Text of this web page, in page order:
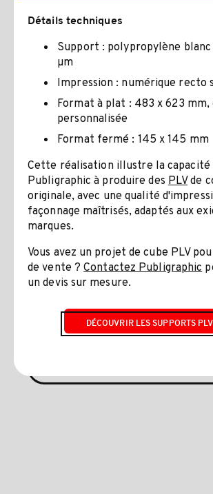
Détails techniques
Support : polypropylène blanc
µm
Impression : numérique recto
Format à plat : 483 x 623 mm,
personnalisée
Format fermé : 145 x 145 mm
Cette réalisation illustre la capacité
Publigraphic à produire desPLVde
originale, avec une qualité
façonnage maîtrisés, adaptés aux
marques.
Vous avez un projet de cube PLV
de vente ?Contactez Publigraphic
un devis sur mesure.
DÉCOUVRIR LES SUPPORTS PLV